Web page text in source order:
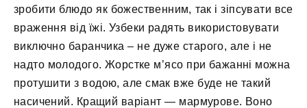
зробити блюдо як божественним, так і зіпсувати все
враження від їжі. Узбеки радять використовувати
виключно баранчика – не дуже старого, але і не
надто молодого. Жорстке м’ясо при бажанні можна
протушити з водою, але смак вже буде не такий
насичений. Кращий варіант — мармурове. Воно